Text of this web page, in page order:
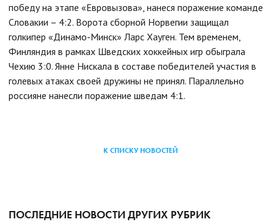
победу на этапе «Евровызова», нанеся поражение команде
Словакии – 4:2. Ворота сборной Норвегии защищал
голкипер «Динамо-Минск» Ларс Хауген. Тем временем,
Финляндия в рамках Шведских хоккейных игр обыграла
Чехию 3:0. Янне Нискала в составе победителей участия в
голевых атаках своей дружины не принял. Параллельно
россияне нанесли поражение шведам 4:1.
К СПИСКУ НОВОСТЕЙ
ПОСЛЕДНИЕ НОВОСТИ ДРУГИХ РУБРИК